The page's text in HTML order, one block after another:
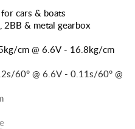
cars & boats
2BB & metal gearbox
cm @ 6.6V - 16.8kg/cm
60° @ 6.6V - 0.11s/60° @